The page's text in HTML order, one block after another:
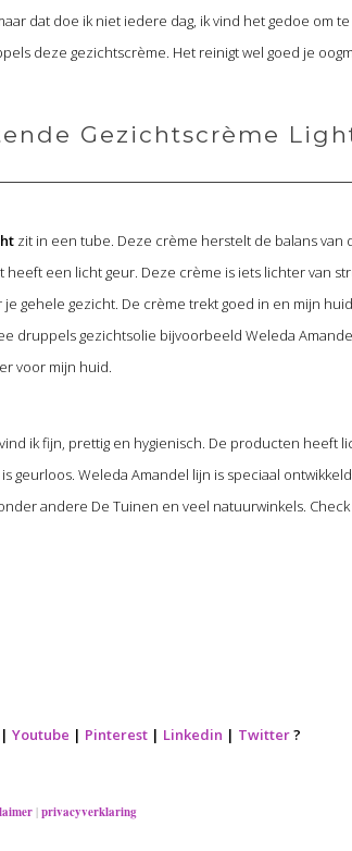
dat doe ik niet iedere dag, ik vind het gedoe om
deze gezichtscrème. Het reinigt wel goed je
Gezichtscrème
zit in een tube. Deze crème herstelt de balans van
een licht geur. Deze crème is iets lichter van
gehele gezicht. De crème trekt goed in en mijn
druppels gezichtsolie bijvoorbeeld Weleda
voor mijn huid.
ik fijn, prettig en hygienisch. De producten heeft
geurloos. Weleda Amandel lijn is speciaal
andere De Tuinen en veel natuurwinkels. Check
| Youtube | Pinterest | Linkedin | Twitter?
| privacyverklaring